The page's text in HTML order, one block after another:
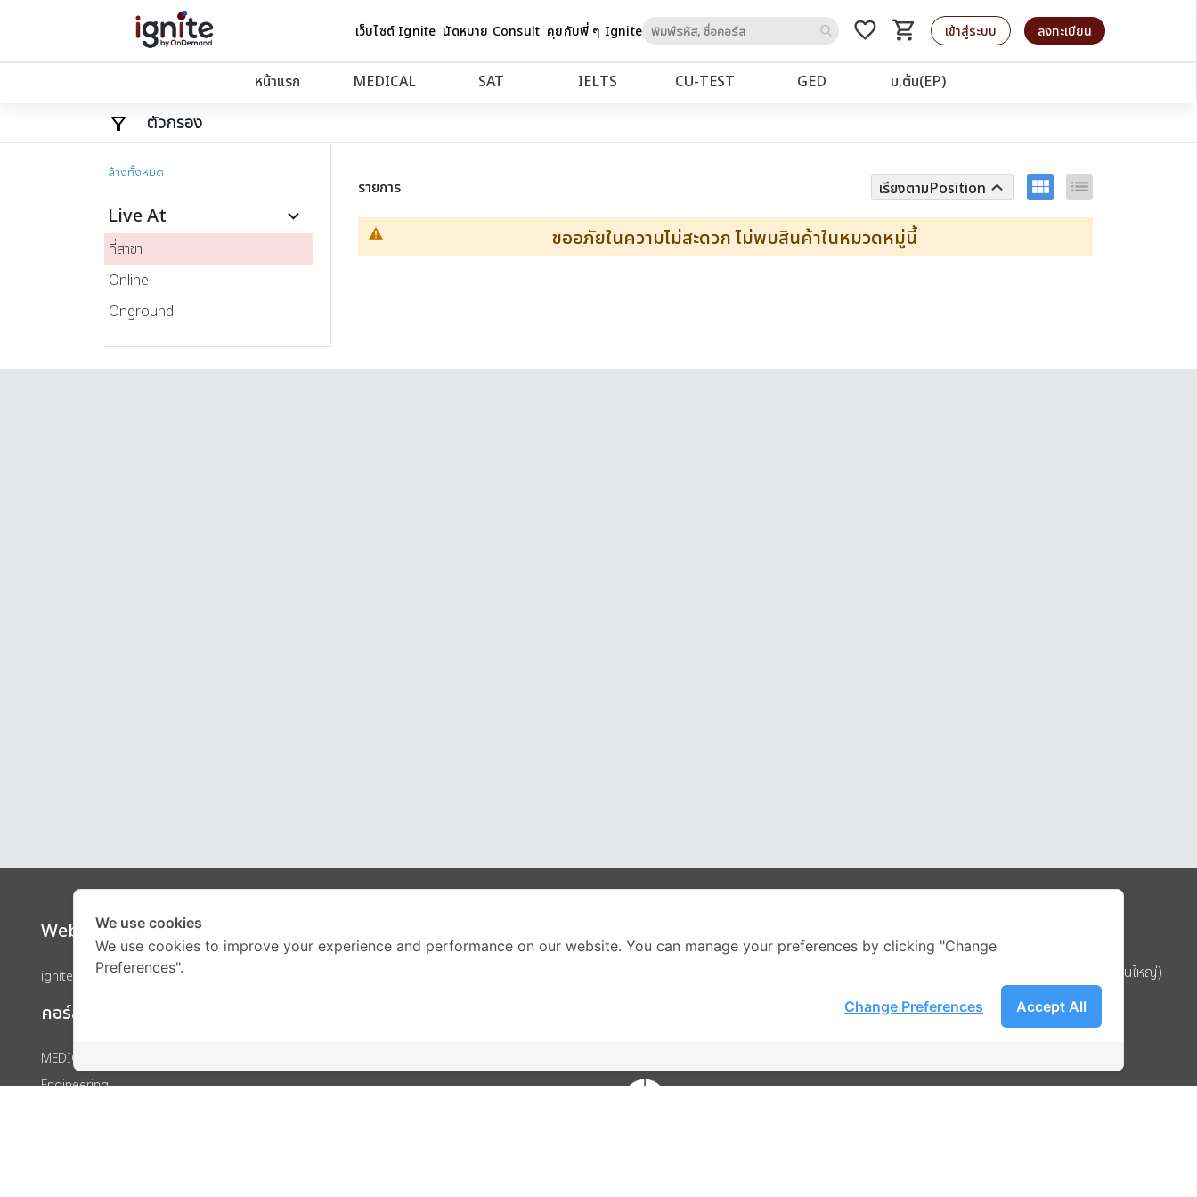
เว็บไซต์ Ignite นัดหมาย Consult คุยกับพี่ ๆ Igniteto
favorite_border shopping_cart
รถเข็น เข้าสู่ระบบ ลงทะเบียน
หน้าแรก MEDICAL SAT IELTS CU‑TEST GED ม.ต้น(EP)
ตัวกรอง
ล้างทั้งหมด
Live At keyboard_arrow_down
ที่สาขา
Online
Onground
รายการ เรียงตามPosition keyboard_arrow_up view_module list
ขออภัยในความไม่สะดวก ไม่พบสินค้าในหมวดหมู่นี้
Website
ignite by OnDemand
คอร์สเรียน
MEDICAL
Engineering
บริษัท อิกไนท์ เอ สตาร์ จำกัด (สำนักงานใหญ่)
ignite สาขา MBK Tower ชั้น 15
ถนนพญาไท แขวงวังใหม่ เขตปทุมวัน
We use cookies
We use cookies to improve your experience and performance on our website. You can manage your preferences by clicking "Change
Preferences".
Accept All
Change Preferences